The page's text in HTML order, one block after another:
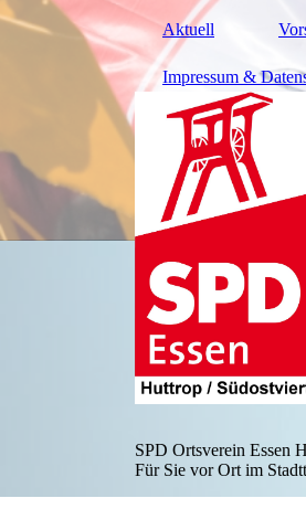
Aktuell
Impressum &
SPD Ortsverein Essen
Für Sie vor Ort im